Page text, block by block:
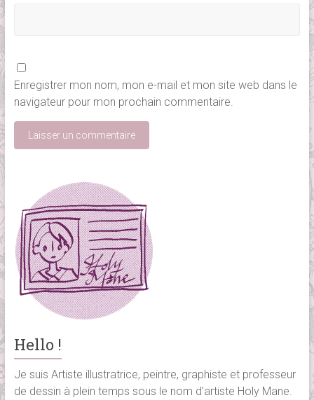
Enregistrer mon nom, mon e-mail et mon site web dans le
navigateur pour mon prochain commentaire.
Hello !
Je suis Artiste illustratrice, peintre, graphiste et professeur
de dessin à plein temps sous le nom d’artiste Holy Mane.